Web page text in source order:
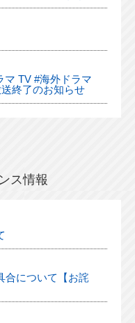
マ TV #海外ドラマ
終了のお知らせ
ス情報
合について【お詫